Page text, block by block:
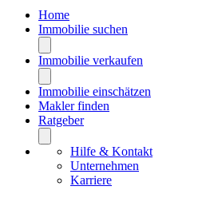
Home
Immobilie suchen
Immobilie verkaufen
Immobilie einschätzen
Makler finden
Ratgeber
Hilfe & Kontakt
Unternehmen
Karriere